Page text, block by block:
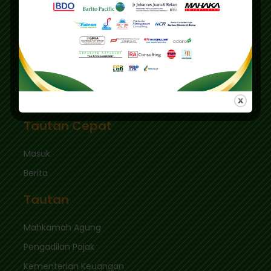
Jakarta Selatan 12510
Pusdiklat :
Graha Mas Fatmawati Blok B4-5 Cipete Utara,
Kec. Keb. Baru Jl. Fatmawati Raya
Jakarta Selatan 12410
Tautan Cepat
Masuk
Berita
Tautan
Mahkamah Agung
Pengadilan Pajak
Kementerian Keuangan